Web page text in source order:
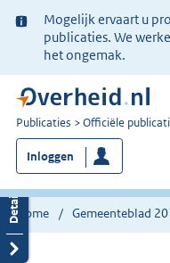
Ter
informatie:
Mogelijk ervaart u
publicaties. We
het ongemak.
U
bent
nu
hier:
Publicaties Officiële
Inloggen
Home Gemeenteblad